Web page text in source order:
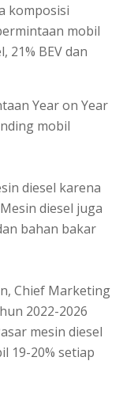
komposisi
mobil
21% BEV dan
Year on Year
mobil
diesel karena
diesel juga
bahan bakar
Chief Marketing
2022-2026
mesin diesel
19-20% setiap